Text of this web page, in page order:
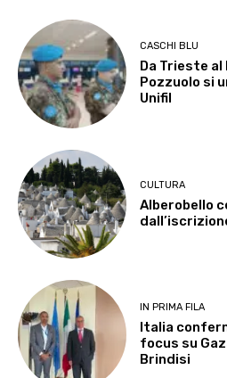
CASCHI BLU
Da Trieste al
Pozzuolo si
Unifil
CULTURA
Alberobello
IN PRIMA FILA
Italia
focus su
Brindisi